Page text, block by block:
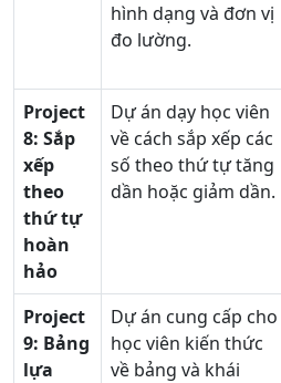
hình dạng và đơn vị
đo lường.
Project
8: Sắp
xếp
theo
thứ tự
hoàn
hảo
Dự án dạy học viên
về cách sắp xếp các
số theo thứ tự tăng
dần hoặc giảm dần.
Project
9: Bảng
lựa
Dự án cung cấp cho
học viên kiến thức
về bảng và khái